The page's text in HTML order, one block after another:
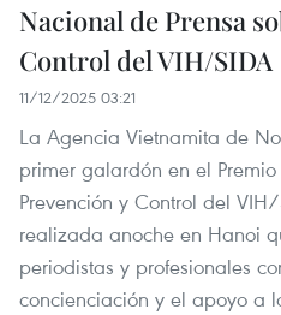
Nacional de Prensa
Control del VIH/SIDA
11/12/2025 03:21
La Agencia Vietnamita de
primer galardón en el
Prevención y Control del
realizada anoche en Hanoi
periodistas y profesionales
concienciación y el apoyo a